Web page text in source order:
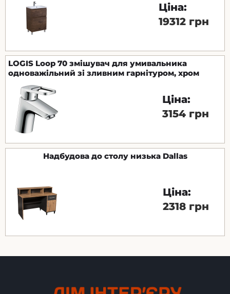
Ціна:
19312 грн
LOGIS Loop 70 змішувач для умивальника
одноважільний зі зливним гарнітуром, хром
Ціна:
3154 грн
Надбудова до столу низька Dallas
Ціна:
2318 грн